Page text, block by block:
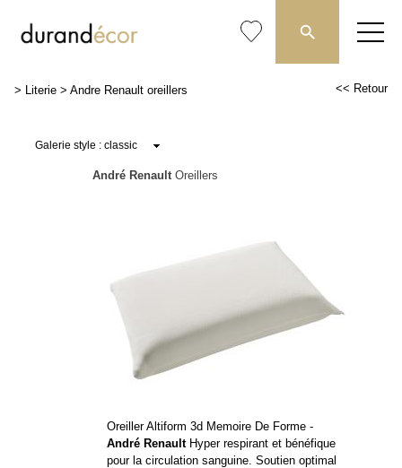
> Literie > Andre Renault oreillers << Retour
André RenaultOreillers
Oreiller Altiform 3d Memoire De Forme -
André RenaultHyper respirant et bénéfique
pour la circulation sanguine. Soutien optimal